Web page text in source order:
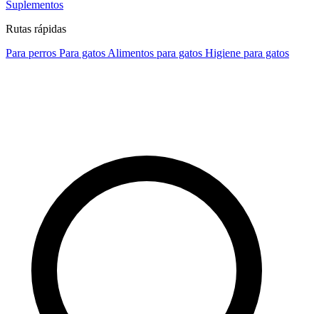
Suplementos
Rutas rápidas
Para perros Para gatos Alimentos para gatos Higiene para gatos